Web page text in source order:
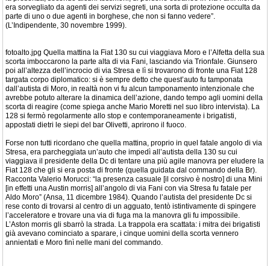
era sorvegliato da agenti dei servizi segreti, una sorta di protezione occulta da
parte di uno o due agenti in borghese, che non si fanno vedere”.
(L’Indipendente, 30 novembre 1999).
fotoalto.jpg Quella mattina la Fiat 130 su cui viaggiava Moro e l’Alfetta della sua
scorta imboccarono la parte alta di via Fani, lasciando via Trionfale. Giunsero
poi all’altezza dell’incrocio di via Stresa e lì si trovarono di fronte una Fiat 128
targata corpo diplomatico: si è sempre detto che quest’auto fu tamponata
dall’autista di Moro, in realtà non vi fu alcun tamponamento intenzionale che
avrebbe potuto alterare la dinamica dell’azione, dando tempo agli uomini della
scorta di reagire (come spiega anche Mario Moretti nel suo libro intervista). La
128 si fermò regolarmente allo stop e contemporaneamente i brigatisti,
appostati dietri le siepi del bar Olivetti, aprirono il fuoco.
Forse non tutti ricordano che quella mattina, proprio in quel fatale angolo di via
Stresa, era parcheggiata un’auto che impedì all’autista della 130 su cui
viaggiava il presidente della Dc di tentare una più agile manovra per eludere la
Fiat 128 che gli si era posta di fronte (quella guidata dal commando della Br).
Racconta Valerio Morucci: “la presenza casuale [il corsivo è nostro] di una Mini
[in effetti una Austin morris] all’angolo di via Fani con via Stresa fu fatale per
Aldo Moro” (Ansa, 11 dicembre 1984). Quando l’autista del presidente Dc si
rese conto di trovarsi al centro di un agguato, tentò istintivamente di spingere
l’acceleratore e trovare una via di fuga ma la manovra gli fu impossibile.
L’Aston morris gli sbarrò la strada. La trappola era scattata: i mitra dei brigatisti
già avevano cominciato a sparare, i cinque uomini della scorta vennero
annientati e Moro finì nelle mani del commando.